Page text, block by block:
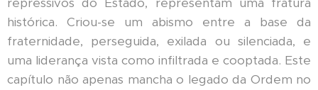
histórica. Criou-se um abismo entre a base da
fraternidade, perseguida, exilada ou silenciada, e
uma liderança vista como infiltrada e cooptada. Este
capítulo não apenas mancha o legado da Ordem no